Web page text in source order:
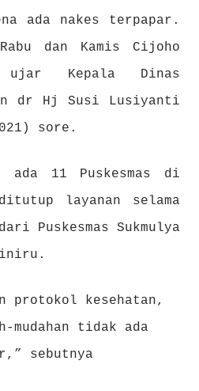
ada nakes terpapar.
dan Kamis Cijoho
ujar Kepala Dinas
dr Hj Susi Lusiyanti
sore.
11 Puskesmas di
layanan selama
Puskesmas Sukmulya
protokol kesehatan,
mudahan tidak ada
sebutnya